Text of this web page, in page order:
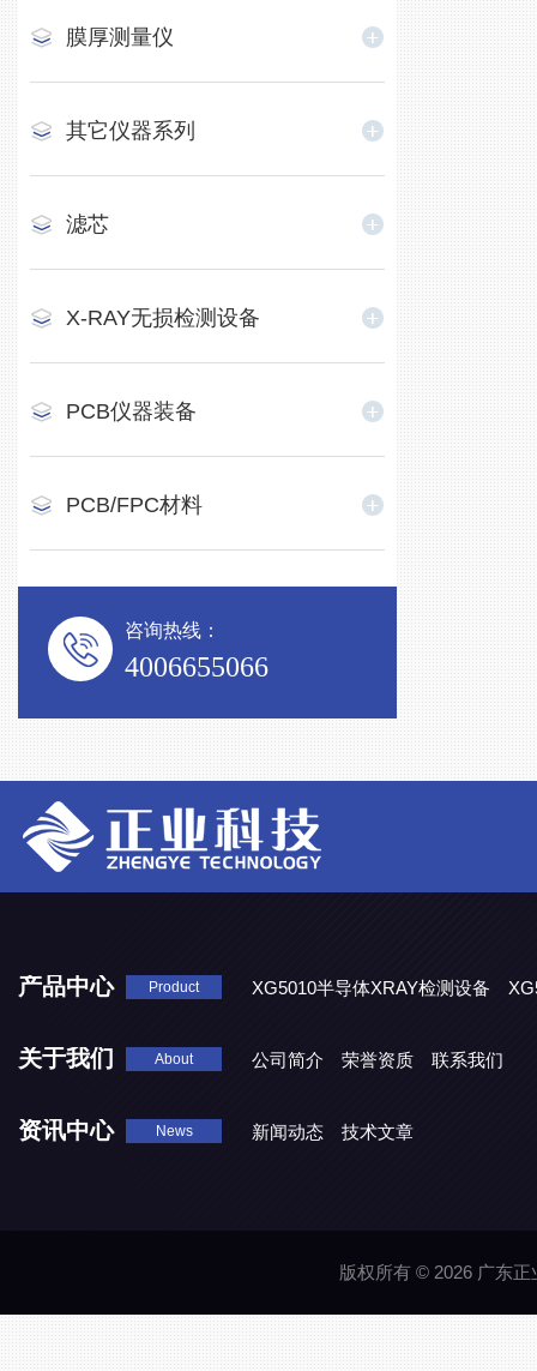
膜厚测量仪
其它仪器系列
滤芯
X-RAY无损检测设备
PCB仪器装备
PCB/FPC材料
咨询热线：
4006655066
产品中心 Product XG5010半导体XRAY检测设备
关于我们 About 公司简介 荣誉资质 联系我们
资讯中心 News 新闻动态 技术文章
版权所有 © 2026 广东